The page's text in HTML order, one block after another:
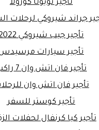
تأجير تويوتا كورولا
جراند شيروكي لرحلات
تأجير جيب شيروكي 2022
تأجير سيارات
تأجير فان اتش وان 7 راكب
تأجير فان اتش وان
تأجير كوستر للسفر
تأجير كيا كرنفال لحفلات